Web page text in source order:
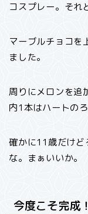
コスプレー。それ
マーブルチョコを
ました。
周りにメロンを追
内1本はハートの
確かに11歳だけど
な。まぁいいか。
今度こそ完成！